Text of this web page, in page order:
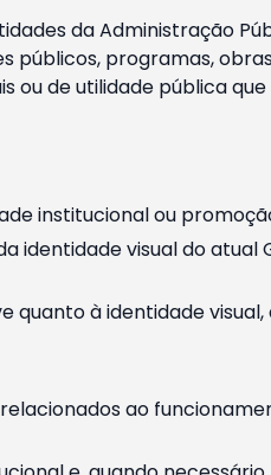
da Administração
programas,
ou de utilidade pública
institucional ou
identidade visual do atual
quanto à identidade
ao